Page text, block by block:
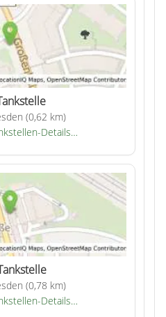
(0,62 km)
Details…
(0,78 km)
Details…